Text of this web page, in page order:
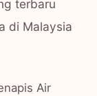
terbaru
di Malaysia
Air